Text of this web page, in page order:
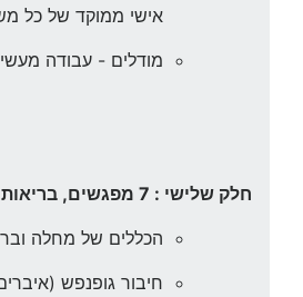
אישי ממוקד של כל
מודלים - עבודה
חלק שלישי : 7 מפגשים, בריאות גוף ונפש
הכללים של מחלה
חיבור גופנפש (איברים